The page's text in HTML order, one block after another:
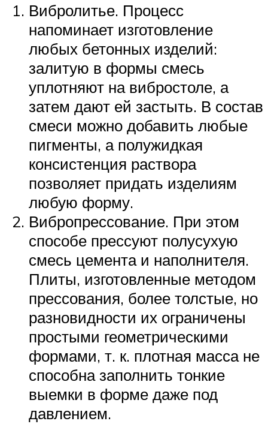
Вибролитье. Процесс
напоминает изготовление
любых бетонных изделий:
залитую в формы смесь
уплотняют на вибростоле, а
затем дают ей застыть. В состав
смеси можно добавить любые
пигменты, а полужидкая
консистенция раствора
позволяет придать изделиям
любую форму.
Вибропрессование. При этом
способе прессуют полусухую
смесь цемента и наполнителя.
Плиты, изготовленные методом
прессования, более толстые, но
разновидности их ограничены
простыми геометрическими
формами, т. к. плотная масса не
способна заполнить тонкие
выемки в форме даже под
давлением.